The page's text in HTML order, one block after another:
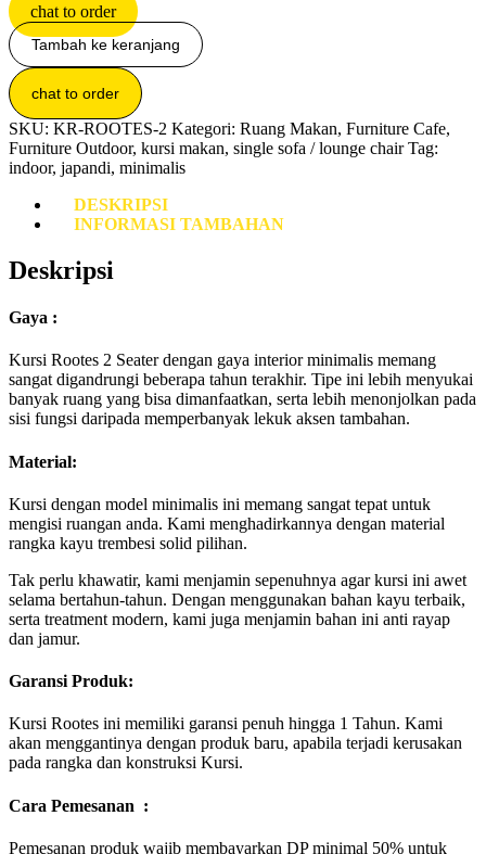
chat to order
Kuantitas
Kursi
Rootes
2
Seater
Tambah ke keranjang
chat to order
SKU: KR-ROOTES-2 Kategori: Ruang Makan, Furniture Cafe,
Furniture Outdoor, kursi makan, single sofa / lounge chair Tag:
indoor, japandi, minimalis
DESKRIPSI
INFORMASI TAMBAHAN
Deskripsi
Gaya :
Kursi Rootes 2 Seater dengan gaya interior minimalis memang
sangat digandrungi beberapa tahun terakhir. Tipe ini lebih menyukai
banyak ruang yang bisa dimanfaatkan, serta lebih menonjolkan pada
sisi fungsi daripada memperbanyak lekuk aksen tambahan.
Material:
Kursi dengan model minimalis ini memang sangat tepat untuk
mengisi ruangan anda. Kami menghadirkannya dengan material
rangka kayu trembesi solid pilihan.
Tak perlu khawatir, kami menjamin sepenuhnya agar kursi ini awet
selama bertahun-tahun. Dengan menggunakan bahan kayu terbaik,
serta treatment modern, kami juga menjamin bahan ini anti rayap
dan jamur.
Garansi Produk:
Kursi Rootes ini memiliki garansi penuh hingga 1 Tahun. Kami
akan menggantinya dengan produk baru, apabila terjadi kerusakan
pada rangka dan konstruksi Kursi.
Cara Pemesanan :
Pemesanan produk wajib membayarkan DP minimal 50% untuk